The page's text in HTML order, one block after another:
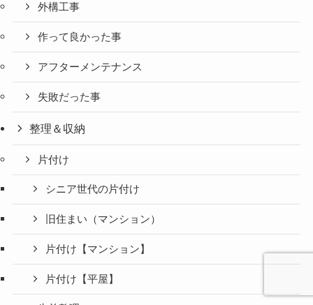
外構工事
作って良かった事
アフターメンテナンス
失敗だった事
整理＆収納
片付け
シニア世代の片付け
旧住まい（マンション）
片付け【マンション】
片付け【平屋】